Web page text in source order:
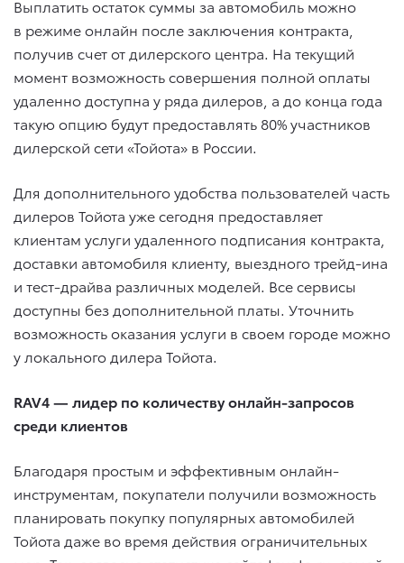
Выплатить остаток суммы за автомобиль можно
в режиме онлайн после заключения контракта,
получив счет от дилерского центра. На текущий
момент возможность совершения полной оплаты
удаленно доступна у ряда дилеров, а до конца года
такую опцию будут предоставлять 80% участников
дилерской сети «Тойота» в России.
Для дополнительного удобства пользователей часть
дилеров Тойота уже сегодня предоставляет
клиентам услуги удаленного подписания контракта,
доставки автомобиля клиенту, выездного трейд-ина
и тест-драйва различных моделей. Все сервисы
доступны без дополнительной платы. Уточнить
возможность оказания услуги в своем городе можно
у локального дилера Тойота.
RAV4 — лидер по количеству онлайн-запросов
среди клиентов
Благодаря простым и эффективным онлайн-
инструментам, покупатели получили возможность
планировать покупку популярных автомобилей
Тойота даже во время действия ограничительных